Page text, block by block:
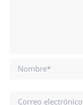
Nombre*
Correo